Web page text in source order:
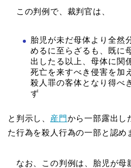
この判例で、裁判官は、
胎児が未だ母体より全然
めるに至らざるも、既に
出したる以上、母体に関
死亡を来すべき侵害を加
殺人罪の客体となり得べ
ず
と判示し、 産門から一部露出し
た行為を殺人行為の一部と認め
なお、この判例は、胎児が母